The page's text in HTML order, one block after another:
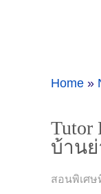
Home »
Tutor
บ้าน
สอนพิเศษ